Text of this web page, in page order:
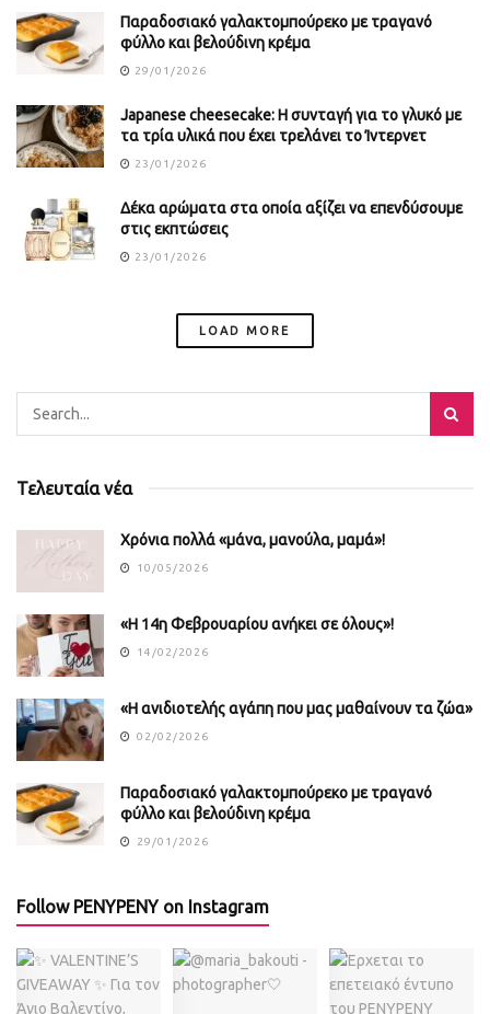
Παραδοσιακό γαλακτομπούρεκο με τραγανό
φύλλο και βελούδινη κρέμα
29/01/2026
Japanese cheesecake: Η συνταγή για το γλυκό με
τα τρία υλικά που έχει τρελάνει το Ίντερνετ
23/01/2026
Δέκα αρώματα στα οποία αξίζει να επενδύσουμε
στις εκπτώσεις
23/01/2026
LOAD MORE
Τελευταία νέα
Χρόνια πολλά «μάνα, μανούλα, μαμά»!
10/05/2026
«Η 14η Φεβρουαρίου ανήκει σε όλους»!
14/02/2026
«Η ανιδιοτελής αγάπη που μας μαθαίνουν τα ζώα»
02/02/2026
Παραδοσιακό γαλακτομπούρεκο με τραγανό
φύλλο και βελούδινη κρέμα
29/01/2026
Follow PENYPENY on Instagram